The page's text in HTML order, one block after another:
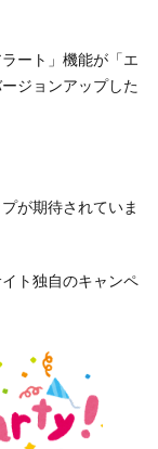
ート」機能が「エ
ジョンアップした
が期待されていま
ト独自のキャンペ